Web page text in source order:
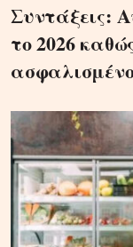
Συντάξεις:
το 2026